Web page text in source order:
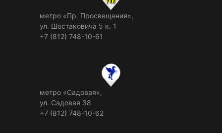
метро «Пр. Просвещения»,
ул. Шостаковича 5 к. 1
+7 (812) 748-10-61
метро «Садовая»,
ул. Садовая 38
+7 (812) 748-10-62